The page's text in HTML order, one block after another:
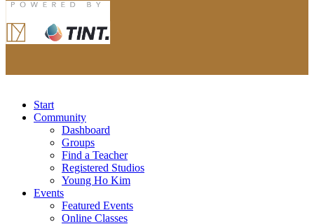
Start
Community
Dashboard
Groups
Find a Teacher
Registered Studios
Young Ho Kim
Events
Featured Events
Online Classes